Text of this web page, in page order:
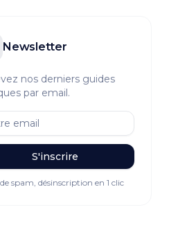
Newsletter
nos derniers guides
par email.
S'inscrire
spam, désinscription en 1 clic